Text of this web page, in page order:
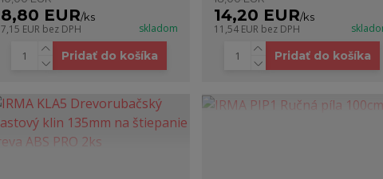
8,80 EUR/ks
7,15 EUR bez DPH skladom
Pridať do košíka
14,20 EUR/ks
11,54 EUR bez DPH
Pridať do košíka